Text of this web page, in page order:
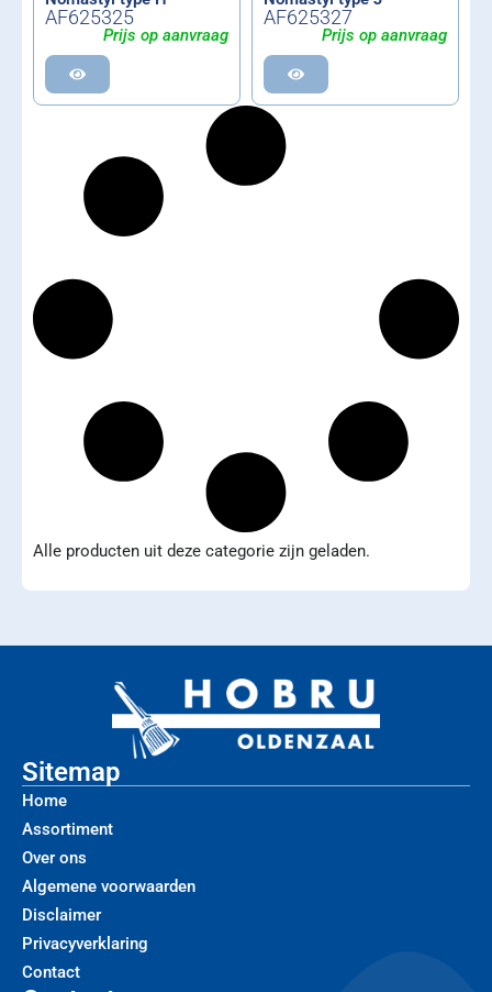
AF625325
Prijs op aanvraag
AF625327
Prijs op aanvraag
Alle producten uit deze categorie zijn geladen.
Sitemap
Home
Assortiment
Over ons
Algemene voorwaarden
Disclaimer
Privacyverklaring
Contact